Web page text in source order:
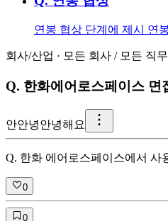
연봉 협상 단계에 제시 연
회사/산업 · 모든 회사 / 모든 직무
Q. 한화에어로스페이스 면
안안녕안녕해요
Q. 한화 에어로스페이스에서 사
0
0